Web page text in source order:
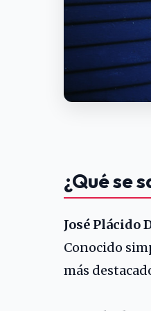
¿Qué se
José Plácido
Conocido
más